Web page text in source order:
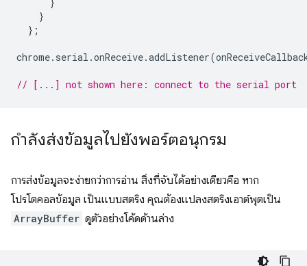
}
};
chrome. serial .onReceive.addListener(
// [...] not shown here: connect to the serial port
กำลังส่งข้อมูลไปยังพอร์ตอนุกรม
การส่งข้อมูลจะง่ายกว่าการอ่าน สิ่งที่จับได้อย่างเดียวคือ หาก
โปรโตคอลข้อมูล เป็นแบบสตริง คุณต้องแปลงสตริงเอาต์พุตเป็น
ArrayBuffer ดูตัวอย่างโค้ดด้านล่าง